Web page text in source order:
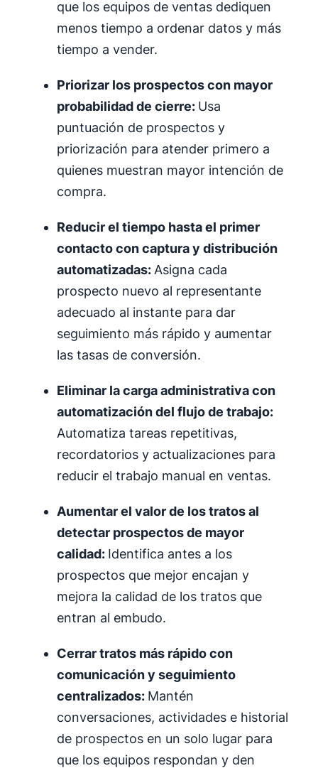
que los equipos de ventas dediquen
menos tiempo a ordenar datos y más
tiempo a vender.
Priorizar los prospectos con mayor
probabilidad de cierre: Usa
puntuación de prospectos y
priorización para atender primero a
quienes muestran mayor intención de
compra.
Reducir el tiempo hasta el primer
contacto con captura y distribución
automatizadas: Asigna cada
prospecto nuevo al representante
adecuado al instante para dar
seguimiento más rápido y aumentar
las tasas de conversión.
Eliminar la carga administrativa con
automatización del flujo de trabajo:
Automatiza tareas repetitivas,
recordatorios y actualizaciones para
reducir el trabajo manual en ventas.
Aumentar el valor de los tratos al
detectar prospectos de mayor
calidad: Identifica antes a los
prospectos que mejor encajan y
mejora la calidad de los tratos que
entran al embudo.
Cerrar tratos más rápido con
comunicación y seguimiento
centralizados: Mantén
conversaciones, actividades e historial
de prospectos en un solo lugar para
que los equipos respondan y den